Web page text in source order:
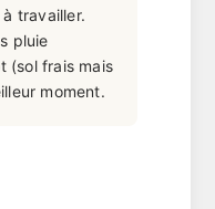
travailler.
pluie
(sol frais mais
moment.